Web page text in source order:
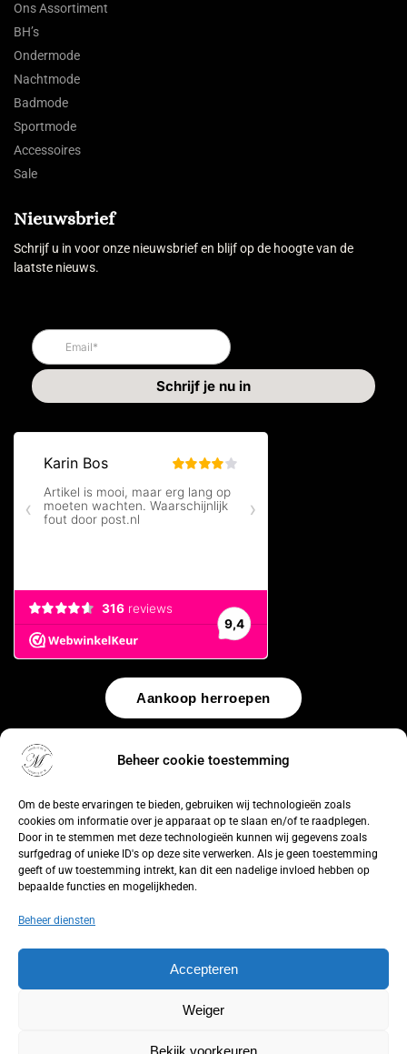
Beheer cookie toestemming
Om de beste ervaringen te bieden, gebruiken wij technologieën zoals
cookies om informatie over je apparaat op te slaan en/of te raadplegen.
Door in te stemmen met deze technologieën kunnen wij gegevens zoals
surfgedrag of unieke ID's op deze site verwerken. Als je geen toestemming
geeft of uw toestemming intrekt, kan dit een nadelige invloed hebben op
bepaalde functies en mogelijkheden.
Beheer diensten
Accepteren
Weiger
Bekijk voorkeuren
Ons Assortiment
BH’s
Ondermode
Nachtmode
Badmode
Sportmode
Accessoires
Sale
Nieuwsbrief
Schrijf u in voor onze nieuwsbrief en blijf op de hoogte van de
laatste nieuws.
Aankoop herroepen
© 2026 by
Privacy Policy CookiebeleidSitemap